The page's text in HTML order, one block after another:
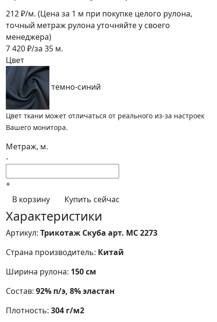
212₽/м. (Цена за 1 м при покупке целого рулона,
точный метраж рулона уточняйте у своего
менеджера)
7 420₽/за 35 м.
Цвет
темно-синий
Цвет ткани может отличаться от реального из-за настроек
Вашего монитора.
Метраж, м.
-
+
В корзину
Купить сейчас
Характеристики
Артикул: Трикотаж Скуба арт. МС 2273
Страна производитель: Китай
Ширина рулона: 150 см
Состав: 92% п/э, 8% эластан
Плотность: 304 г/м2